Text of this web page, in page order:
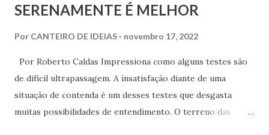
SERENAMENTE É MELHOR
Por CANTEIRO DE IDEIAS novembro 17, 2022
Por Roberto Caldas Impressiona como alguns testes são
de difícil ultrapassagem. A insatisfação diante de uma
situação de contenda é um desses testes que desgasta
muitas possibilidades de entendimento. O terreno das